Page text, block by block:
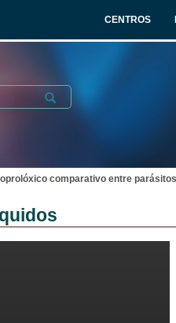
CENTROS
Submit
comparativo entre